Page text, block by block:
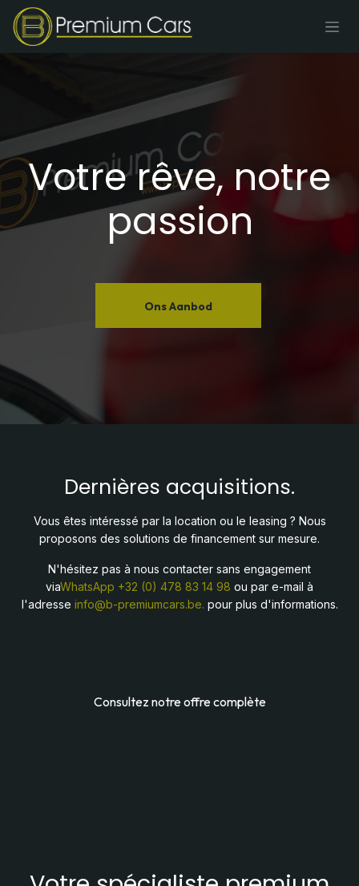
Se rendre au contenu
Votre rêve, notre
passion
Ons Aanbod​​
Dernières acquisitions.
Vous êtes intéressé par la location ou le leasing ? Nous
proposons des solutions de financement sur mesure.
N'hésitez pas à nous contacter sans engagement
viaWhatsApp +32 (0) 478 83 14 98 ou par e-mail à
l'adresse info@b-premiumcars.be. pour plus d'informations.
Consultez notre offre complète